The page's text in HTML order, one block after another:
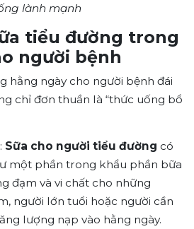
lành mạnh
tiểu đường trong
người bệnh
hằng ngày cho người bệnh đái
chỉ đơn thuần là “thức uống bổ
Sữa cho người tiểu đường có
một phần trong khẩu phần bữa
đạm và vi chất cho những
người lớn tuổi hoặc người cần
lượng nạp vào hằng ngày.